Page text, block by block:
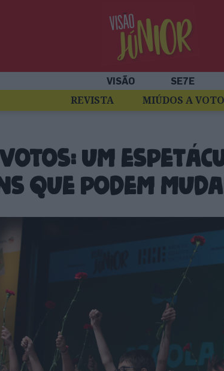
VISÃO SE7E
REVISTA MIÚDOS A
um
que podem